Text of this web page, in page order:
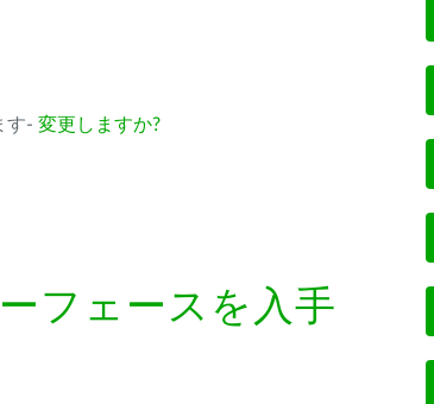
す- 変更しますか?
フェースを入手